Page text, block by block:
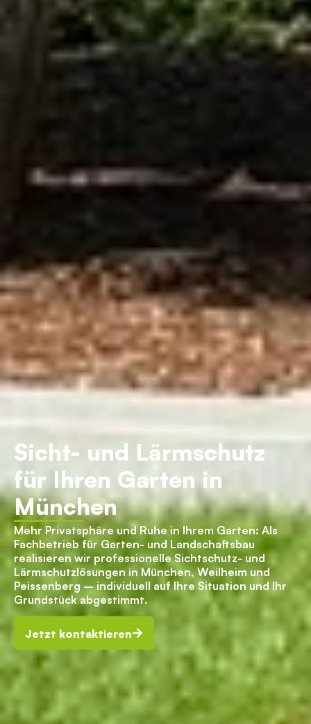
Sicht- und Lärmschutz
für Ihren Garten in
München
Mehr Privatsphäre und Ruhe in Ihrem Garten: Als
Fachbetrieb für Garten- und Landschaftsbau
realisieren wir professionelle Sichtschutz- und
Lärmschutzlösungen in München, Weilheim und
Peissenberg – individuell auf Ihre Situation und Ihr
Grundstück abgestimmt.
Jetzt kontaktieren